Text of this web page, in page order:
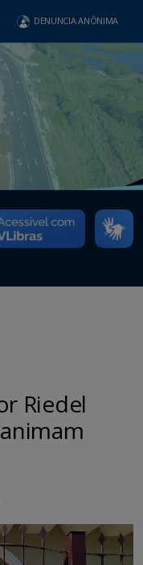
DENUNCIA ANÔNIMA
Riedel